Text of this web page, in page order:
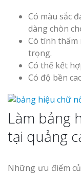
Có màu sắc
dàng chòn
Có tính thẩm
trọng.
Có thế kết
Có độ bền
Làm bảng
tại quảng
Những ưu điểm